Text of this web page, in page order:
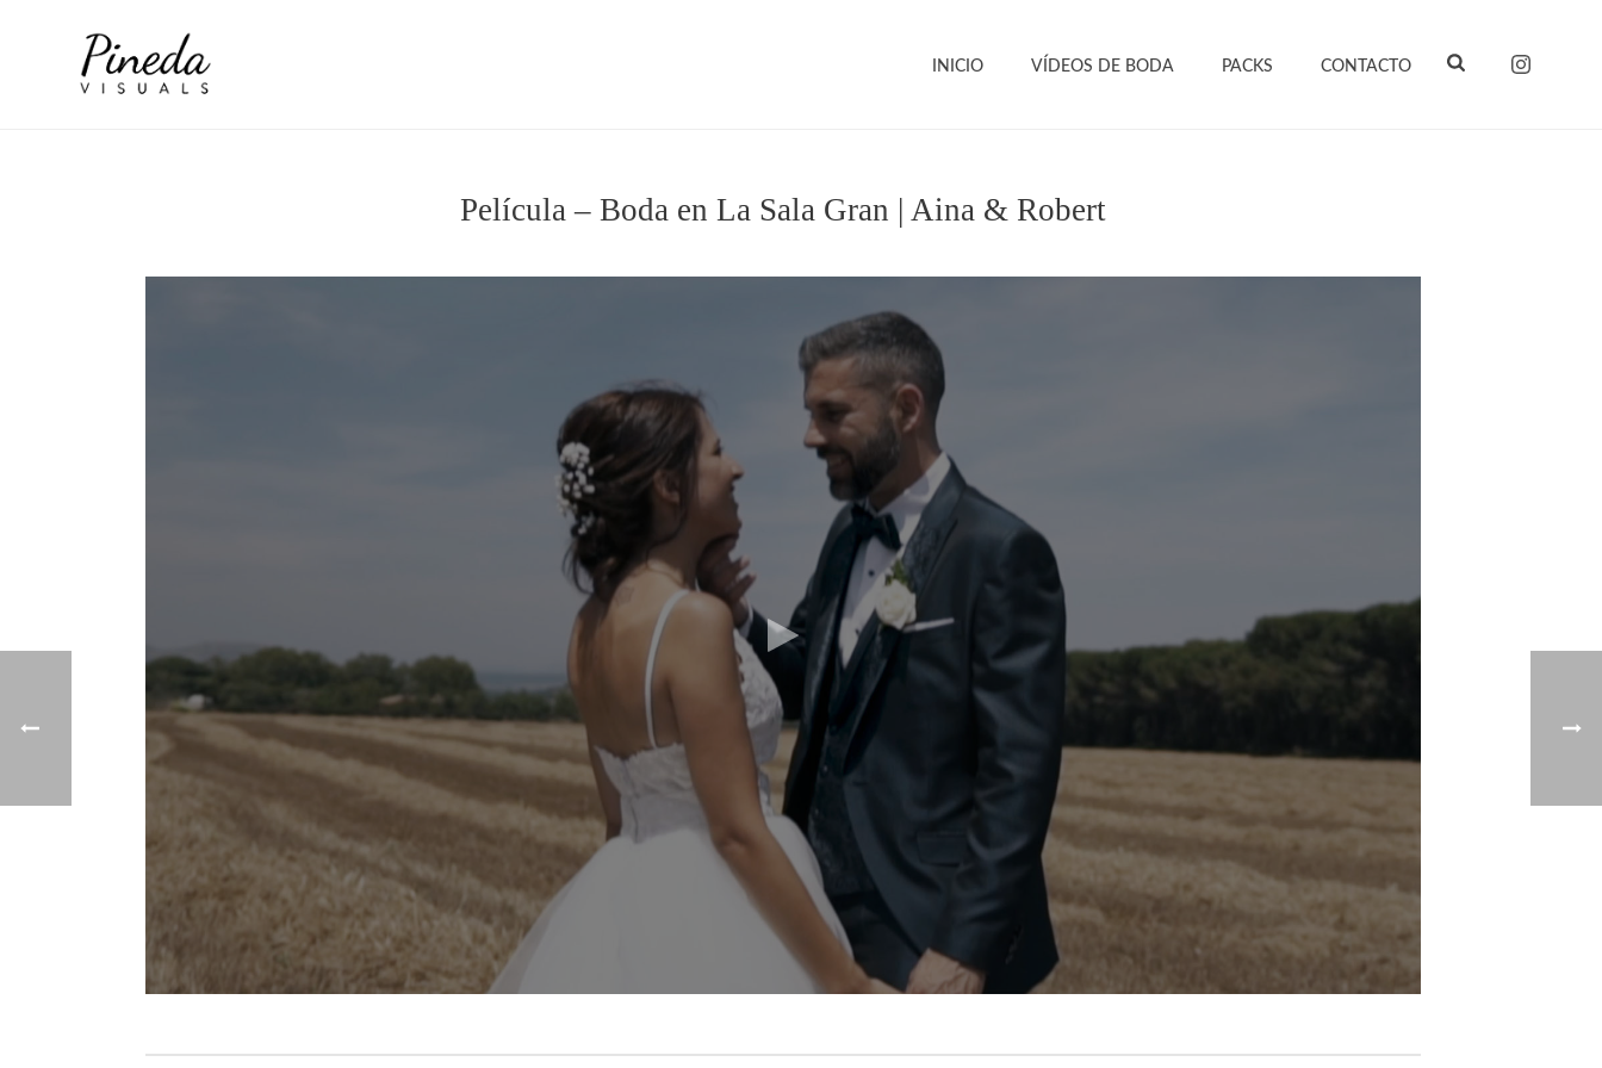
INICIO VÍDEOS DE BODA PACKS CONTACTO
Película – Boda en La Sala Gran | Aina & Robert